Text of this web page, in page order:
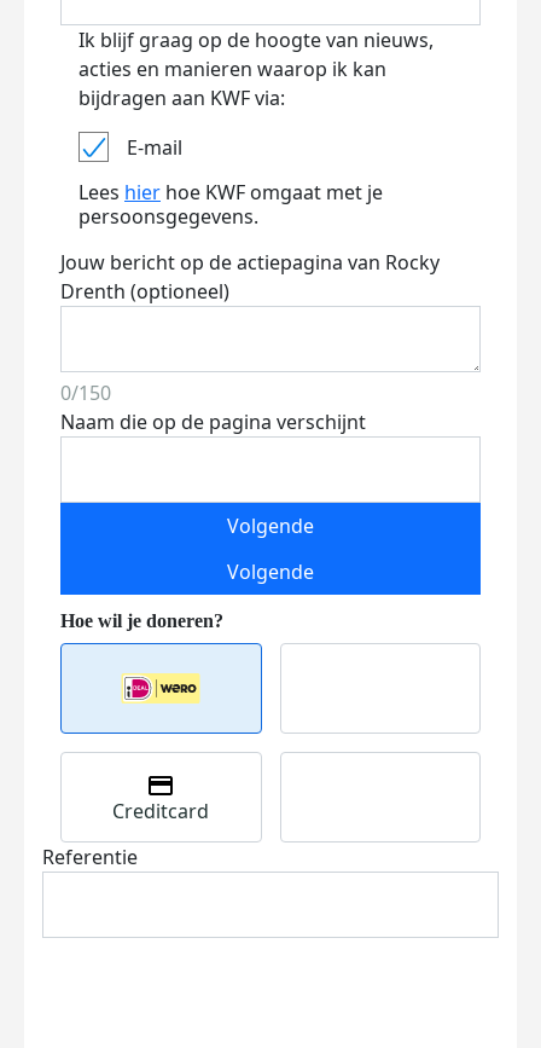
Ik blijf graag op de hoogte van nieuws,
acties en manieren waarop ik kan
bijdragen aan KWF via:
E-mail
Lees hier hoe KWF omgaat met je
persoonsgegevens.
Jouw bericht op de actiepagina van Rocky
Drenth (optioneel)
0/150
Naam die op de pagina verschijnt
Volgende
Volgende
Creditcard
Referentie